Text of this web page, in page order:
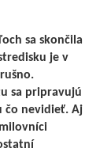
sa skončila
je v
sa pripravujú
čo nevidieť. Aj